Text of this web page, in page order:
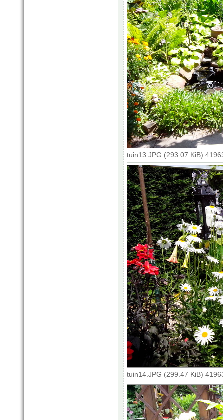
tuin13.JPG (293.07 KiB)
tuin14.JPG (299.47 KiB)